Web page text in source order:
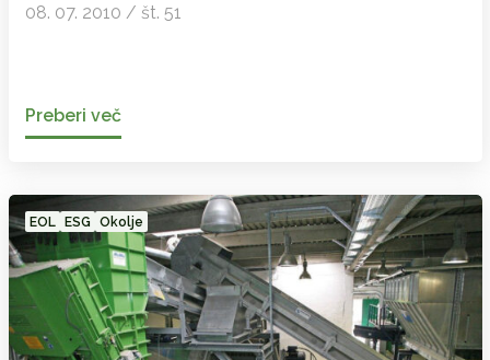
08. 07. 2010 / št. 51
Preberi več
EOL ESG Okolje